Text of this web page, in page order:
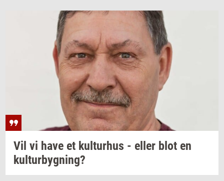
Vil vi have et kul­tur­hus - eller blot en
kul­tur­byg­ning?